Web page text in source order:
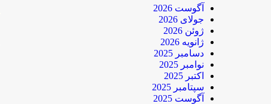
آگوست 2026
جولای 2026
ژوئن 2026
ژانویه 2026
دسامبر 2025
نوامبر 2025
اکتبر 2025
سپتامبر 2025
آگوست 2025